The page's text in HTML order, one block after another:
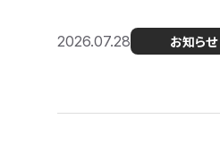
2026.07.28 お知らせ